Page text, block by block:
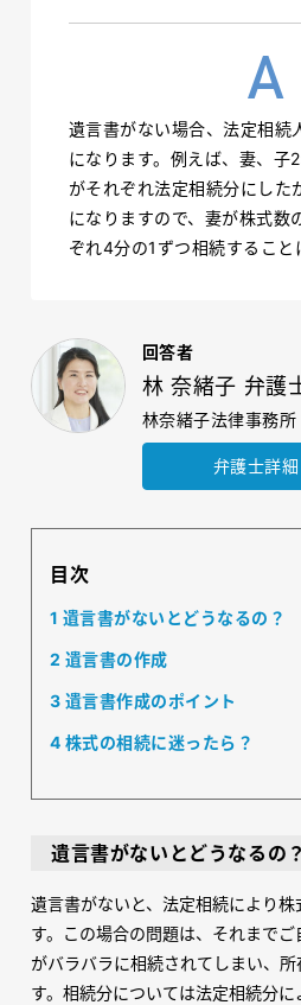
遺言書がない場合、法定相続
になります。例えば、妻、子
がそれぞれ法定相続分にした
になりますので、妻が株式数
ぞれ4分の1ずつ相続すること
回答者
林 奈緒子 弁護
林奈緒子法律事務所
弁護士詳細
目次
1 遺言書がないとどうなるの？
2 遺言書の作成
3 遺言書作成のポイント
4 株式の相続に迷ったら？
遺言書がないとどうなるの？
遺言書がないと、法定相続により
す。この場合の問題は、それまで
がバラバラに相続されてしまい、
す。相続分については法定相続分